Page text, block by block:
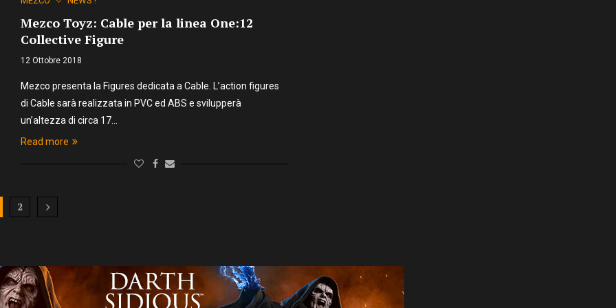
Mezco Toyz: Cable per la linea One:12
Collective Figure
12 Ottobre 2018
Mezco presenta la Figures dedicata a Cable. L’action figures
di Cable sarà realizzata in PVC ed ABS e svilupperà
un’altezza di circa 17…
Read more
2